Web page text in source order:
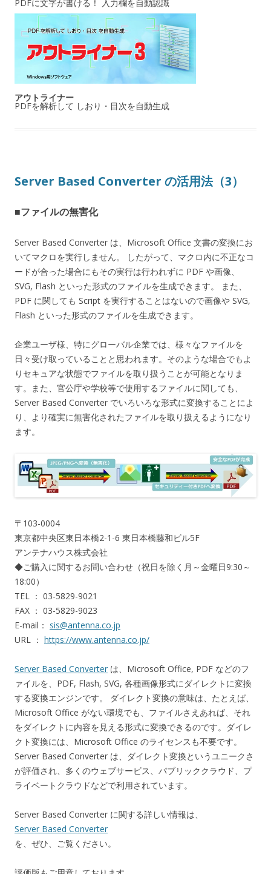
PDFに文字が書ける！ 入力欄を自動認識
アウトライナー
PDFを解析して しおり・目次を自動生成
Server Based Converter の活用法（3）
■ファイルの無害化
Server Based Converter は、Microsoft Office 文書の変換にお
いてマクロを実行しません。 したがって、マクロ内に不正なコ
ードが合った場合にもその実行は行われずに PDF や画像、
SVG, Flash といった形式のファイルを生成できます。 また、
PDF に関しても Script を実行することはないので画像や SVG,
Flash といった形式のファイルを生成できます。
企業ユーザ様、特にグローバル企業では、様々なファイルを
日々受け取っていることと思われます。そのような場合でもよ
りセキュアな状態でファイルを取り扱うことが可能となりま
す。また、官公庁や学校等で使用するファイルに関しても、
Server Based Converter でいろいろな形式に変換することによ
り、より確実に無害化されたファイルを取り扱えるようになり
ます。
〒103-0004
東京都中央区東日本橋2-1-6 東日本橋藤和ビル5F
アンテナハウス株式会社
◆ご購入に関するお問い合わせ（祝日を除く月～金曜日9:30～
18:00）
TEL ： 03-5829-9021
FAX ： 03-5829-9023
E-mail： sis@antenna.co.jp
URL ： https://www.antenna.co.jp/
Server Based Converter は、Microsoft Office, PDF などのフ
ァイルを、PDF, Flash, SVG, 各種画像形式にダイレクトに変換
する変換エンジンです。 ダイレクト変換の意味は、たとえば、
Microsoft Office がない環境でも、ファイルさえあれば、それ
をダイレクトに内容を見える形式に変換できるのです。ダイレ
クト変換には、Microsoft Office のライセンスも不要です。
Server Based Converter は、ダイレクト変換というユニークさ
が評価され、多くのウェブサービス、パブリッククラウド、プ
ライベートクラウドなどで利用されています。
Server Based Converter に関する詳しい情報は、
Server Based Converter
を、ぜひ、ご覧ください。